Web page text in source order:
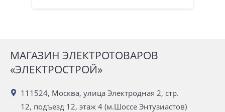
МАГАЗИН ЭЛЕКТРОТОВАРОВ
«ЭЛЕКТРОСТРОЙ»
111524, Москва, улица Электродная 2, стр.
12, подъезд 12, этаж 4 (м.Шоссе Энтузиастов)